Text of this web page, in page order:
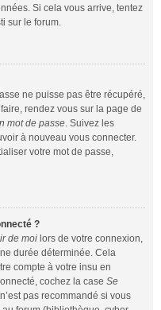
Si cela vous arrive, tentez
sur le forum.
ne puisse pas être récupéré,
rendez vous sur la page de
mot de passe. Suivez les
à nouveau vous connecter.
votre mot de passe,
?
de moi lors de votre connexion,
durée déterminée. Cela
compte à votre insu en
cochez la case Se
pas recommandé si vous